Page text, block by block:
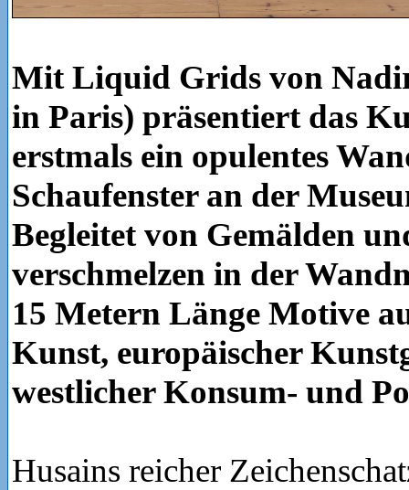
Mit Liquid Grids von
in Paris) präsentiert das
erstmals ein opulentes
Schaufenster an der
Begleitet von Gemälden
verschmelzen in der
15 Metern Länge Motive
Kunst, europäischer
westlicher Konsum- und
Husains reicher